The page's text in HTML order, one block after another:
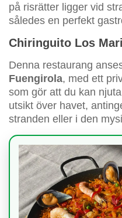
på risrätter ligger vid
således en perfekt
Chiringuito Los
Denna restaurang
Fuengirola, med ett
som gör att du kan
utsikt över havet,
stranden eller i den